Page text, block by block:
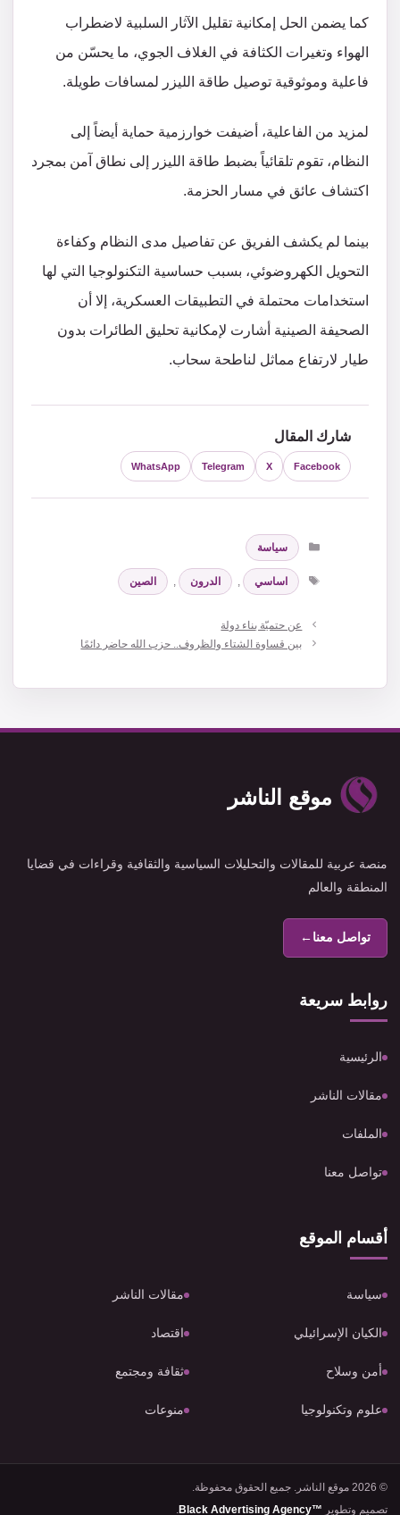
كما يضمن الحل إمكانية تقليل الآثار السلبية لاضطراب
الهواء وتغيرات الكثافة في الغلاف الجوي، ما يحسّن من
فاعلية وموثوقية توصيل طاقة الليزر لمسافات طويلة.
لمزيد من الفاعلية، أضيفت خوارزمية حماية أيضاً إلى
النظام، تقوم تلقائياً بضبط طاقة الليزر إلى نطاق آمن بمجرد
اكتشاف عائق في مسار الحزمة.
بينما لم يكشف الفريق عن تفاصيل مدى النظام وكفاءة
التحويل الكهروضوئي، بسبب حساسية التكنولوجيا التي لها
استخدامات محتملة في التطبيقات العسكرية، إلا أن
الصحيفة الصينية أشارت لإمكانية تحليق الطائرات بدون
طيار لارتفاع مماثل لناطحة سحاب.
شارك المقال
Facebook
X
Telegram
WhatsApp
التصنيفات
سياسة
الوسوم
اساسي الدرون الصين
عن حتميّة بناء دولة
بين قساوة الشتاء والظروف.. حزب الله حاضر دائمًا
موقع الناشر
منصة عربية للمقالات والتحليلات السياسية والثقافية وقراءات في قضايا
المنطقة والعالم
تواصل معنا←
روابط سريعة
الرئيسية
مقالات الناشر
الملفات
تواصل معنا
أقسام الموقع
سياسة مقالات الناشر
الكيان الإسرائيلي اقتصاد
أمن وسلاح ثقافة ومجتمع
علوم وتكنولوجيا منوعات
© 2026 موقع الناشر. جميع الحقوق محفوظة.
تصميم وتطوير Black Advertising Agency™